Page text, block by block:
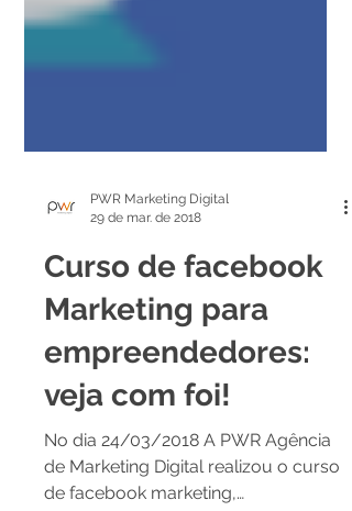
Curso de facebook
Marketing para
empreendedores:
veja com foi!
No dia 24/03/2018 A PWR Agência
de Marketing Digital realizou o curso